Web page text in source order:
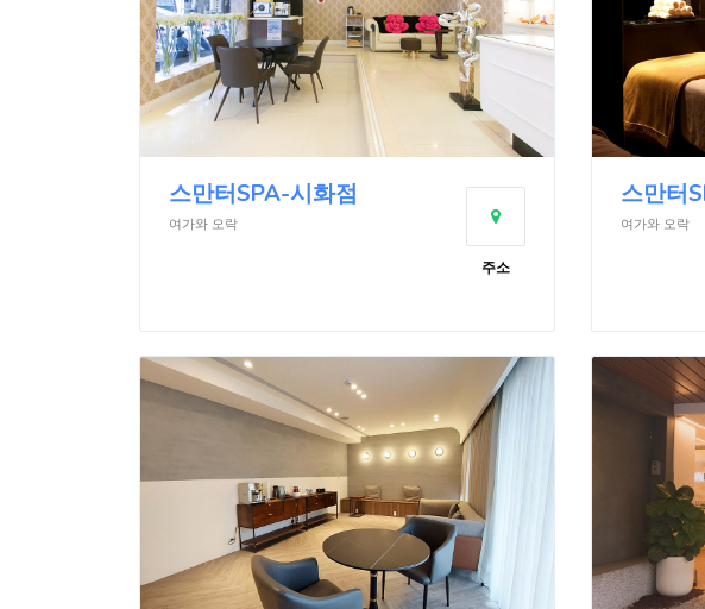
스만터SPA-시화점
여가와 오락
주소
스만터
여가와 오락